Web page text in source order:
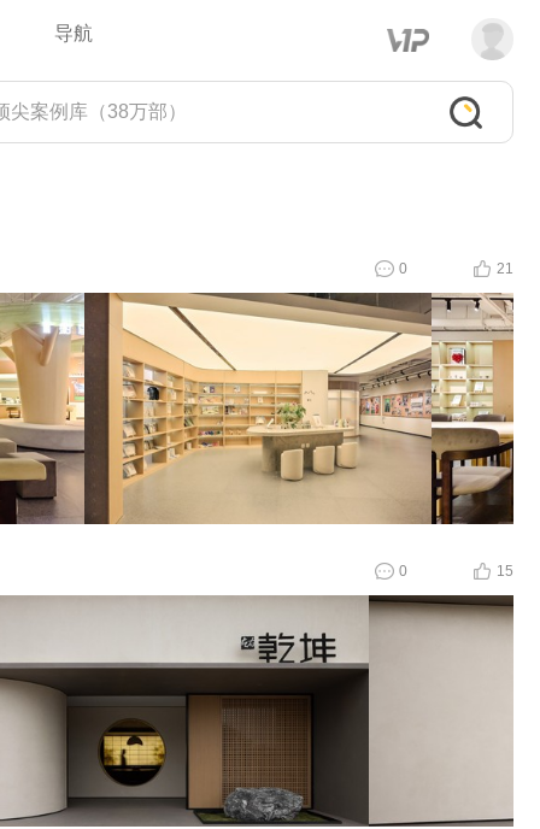
导航
0 21
0 15